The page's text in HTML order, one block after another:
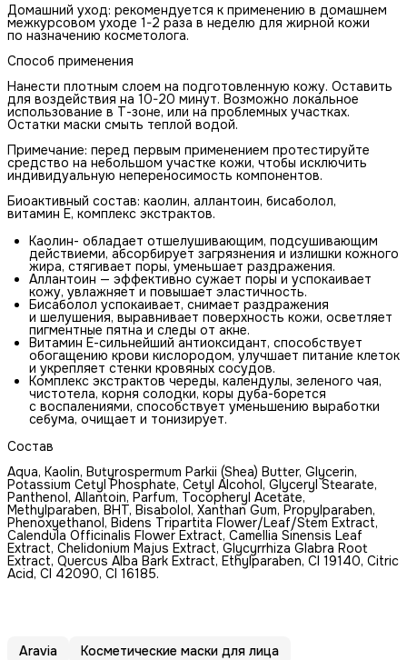
Домашний уход: рекомендуется к применению в домашнем
межкурсовом уходе 1-2 раза в неделю для жирной кожи
по назначению косметолога.
Способ применения
Нанести плотным слоем на подготовленную кожу. Оставить
для воздействия на 10-20 минут. Возможно локальное
использование в Т-зоне, или на проблемных участках.
Остатки маски смыть теплой водой.
Примечание: перед первым применением протестируйте
средство на небольшом участке кожи, чтобы исключить
индивидуальную непереносимость компонентов.
Биоактивный состав: каолин, аллантоин, бисаболол,
витамин Е, комплекс экстрактов.
Каолин- обладает отшелушивающим, подсушивающим
действиеми, абсорбирует загрязнения и излишки кожного
жира, стягивает поры, уменьшает раздражения.
Аллантоин — эффективно сужает поры и успокаивает
кожу, увлажняет и повышает эластичность.
Бисаболол успокаивает, снимает раздражения
и шелушения, выравнивает поверхность кожи, осветляет
пигментные пятна и следы от акне.
Витамин Е-сильнейший антиоксидант, способствует
обогащению крови кислородом, улучшает питание клеток
и укрепляет стенки кровяных сосудов.
Комплекс экстрактов череды, календулы, зеленого чая,
чистотела, корня солодки, коры дуба-борется
с воспалениями, способствует уменьшению выработки
себума, очищает и тонизирует.
Состав
Aqua, Kaolin, Butyrospermum Parkii (Shea) Butter, Glycerin,
Potassium Cetyl Phosphate, Cetyl Alcohol, Glyceryl Stearate,
Panthenol, Allantoin, Parfum, Tocopheryl Acetate,
Methylparaben, BHT, Bisabolol, Xanthan Gum, Propylparaben,
Phenoxyethanol, Bidens Tripartita Flower/Leaf/Stem Extract,
Calendula Officinalis Flower Extract, Camellia Sinensis Leaf
Extract, Chelidonium Majus Extract, Glycyrrhiza Glabra Root
Extract, Quercus Alba Bark Extract, Ethylparaben, CI 19140, Citric
Acid, CI 42090, CI 16185.
Aravia Косметические маски для лица